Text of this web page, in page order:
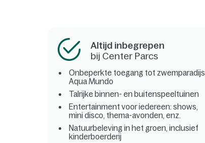
Altijd inbegrepen
bij Center Parcs
Onbeperkte toegang tot zwemparadijs
Aqua Mundo
Talrijke binnen- en buitenspeeltuinen
Entertainment voor iedereen: shows,
mini disco, thema-avonden, enz.
Natuurbeleving in het groen, inclusief
kinderboerderij